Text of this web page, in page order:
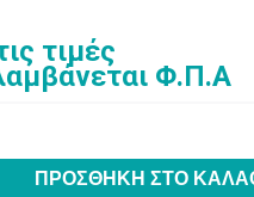
τιμές
Φ.Π.Α
ΠΡΟΣΘΉΚΗ ΣΤΟ